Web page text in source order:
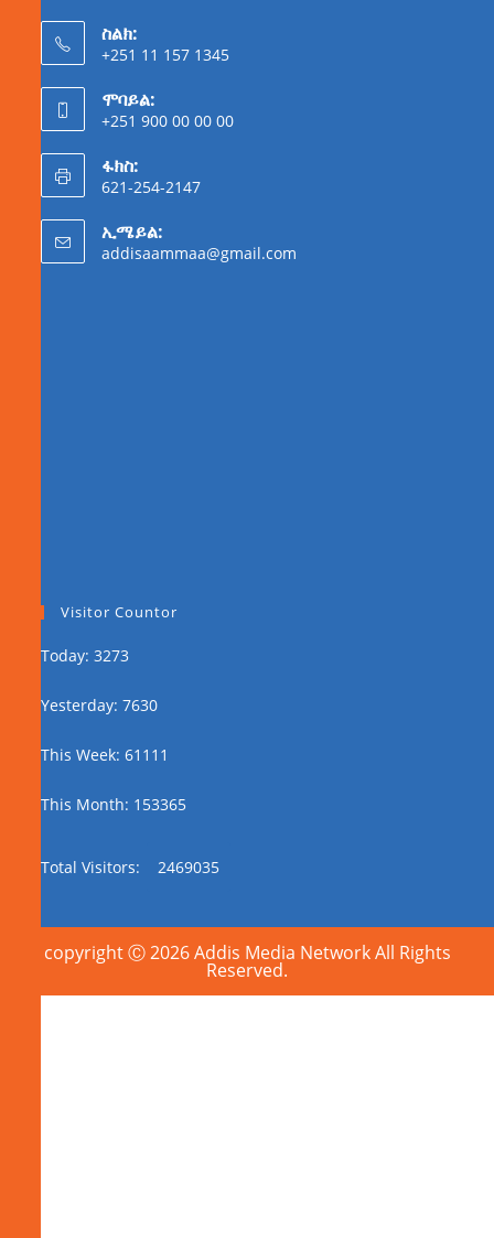
ስልክ:
+251 11 157 1345
ሞባይል:
+251 900 00 00 00
ፋክስ:
621-254-2147
ኢሜይል:
addisaammaa@gmail.com
Visitor Countor
Today: 3273
Yesterday: 7630
This Week: 61111
This Month: 153365
Total Visitors: 2469035
copyright Ⓒ 2026 Addis Media Network All Rights
Reserved.